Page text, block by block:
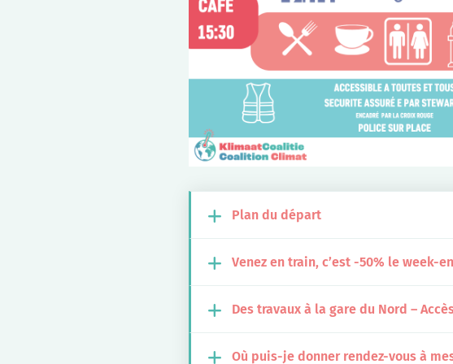
Plan du départ
Venez en train, c’est -50% le week-
https://www.belgiantrain.be/fr/tickets-
Des travaux à la gare du Nord –
Où puis-je donner rendez-vous à